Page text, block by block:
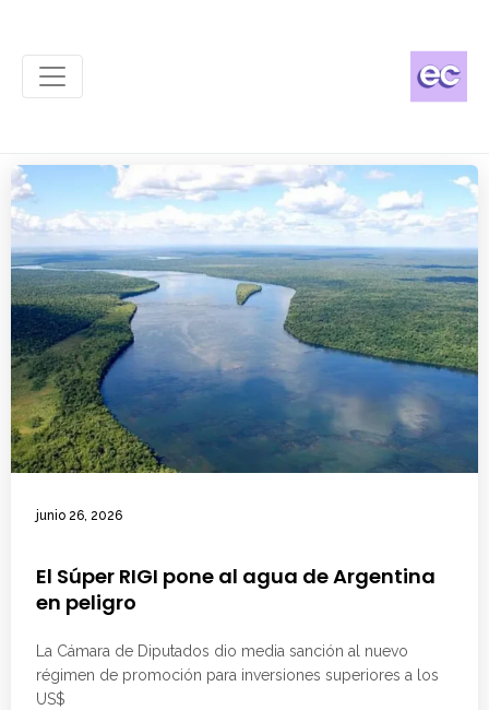
junio 26, 2026
El Súper RIGI pone al agua de Argentina
en peligro
La Cámara de Diputados dio media sanción al nuevo
régimen de promoción para inversiones superiores a los
US$